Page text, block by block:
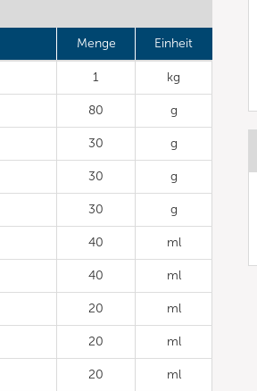
Menge Einheit
1 kg
80 g
30 g
30 g
30 g
40 ml
40 ml
20 ml
20 ml
20 ml